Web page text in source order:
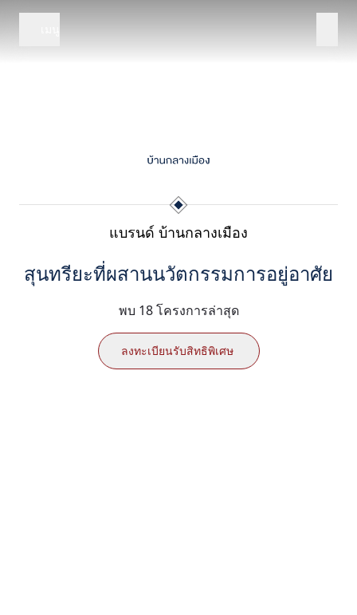
แบรนด์ บ้านกลางเมือง
สุนทรียะที่ผสานนวัตกรรมการอยู่อาศัย
พบ 18 โครงการล่าสุด
ลงทะเบียนรับสิทธิพิเศษ